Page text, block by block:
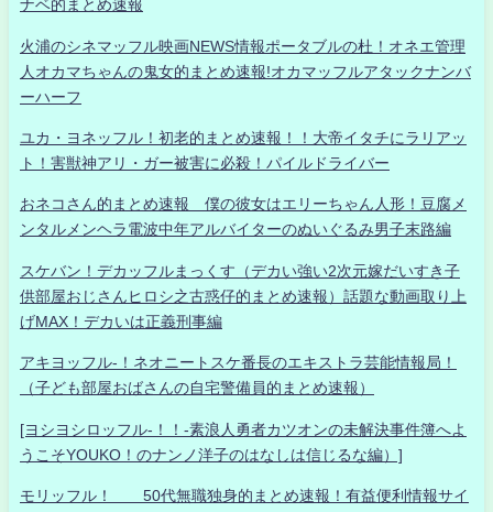
ナベ的まとめ速報
火浦のシネマッフル映画NEWS情報ポータブルの杜！オネエ管理
人オカマちゃんの鬼女的まとめ速報!オカマッフルアタックナンバ
ーハーフ
ユカ・ヨネッフル！初老的まとめ速報！！大帝イタチにラリアッ
ト！害獣神アリ・ガー被害に必殺！パイルドライバー
おネコさん的まとめ速報 僕の彼女はエリーちゃん人形！豆腐メ
ンタルメンヘラ電波中年アルバイターのぬいぐるみ男子末路編
スケバン！デカッフルまっくす（デカい強い2次元嫁だいすき子
供部屋おじさんヒロシ之古惑仔的まとめ速報）話題な動画取り上
げMAX！デカいは正義刑事編
アキヨッフル-！ネオニートスケ番長のエキストラ芸能情報局！
（子ども部屋おばさんの自宅警備員的まとめ速報）
[ヨシヨシロッフル-！！-素浪人勇者カツオンの未解決事件簿へよ
うこそYOUKO！のナンノ洋子のはなしは信じるな編）]
モリッフル！ 50代無職独身的まとめ速報！有益便利情報サイ